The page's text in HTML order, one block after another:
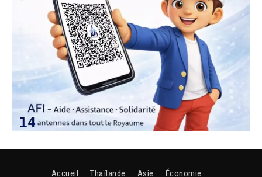
Accueil Thaïlande Asie Économie